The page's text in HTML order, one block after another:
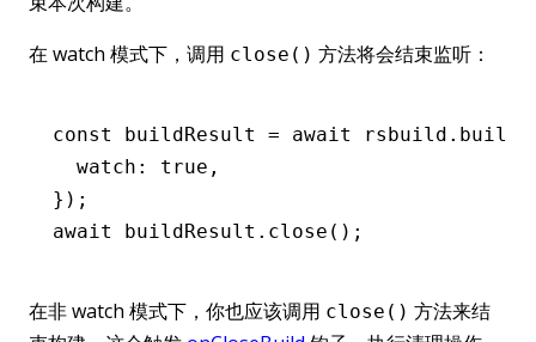
在 watch 模式下，调用 close() 方法将会结束监听：
const buildResult = await rsbuild .build
  watch
: true ,
});
await
buildResult .close ();
在非 watch 模式下，你也应该调用 close() 方法来结